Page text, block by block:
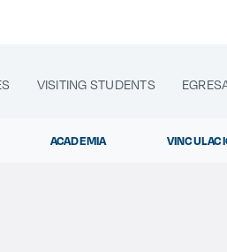
VISITING STUDENTS
ACADEMIA